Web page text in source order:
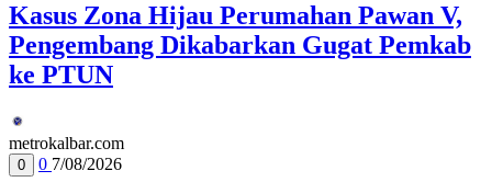
Kasus Zona Hijau Perumahan Pawan V,
Pengembang Dikabarkan Gugat Pemkab
ke PTUN
metrokalbar.com
0 0 7/08/2026